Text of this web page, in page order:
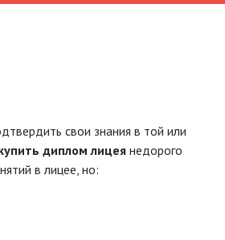
свои знания в той или
диплом лицеянедорого
в лицее, но: